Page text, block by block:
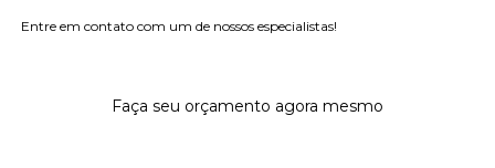
Entre em contato com um de nossos especialistas!
Faça seu orçamento agora mesmo